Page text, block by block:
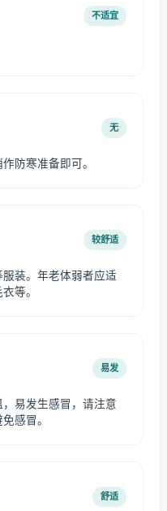
不适宜
无
防寒准备即可。
较舒适
装。年老体弱者应适
等。
易发
易发生感冒，请注意
感冒。
舒适